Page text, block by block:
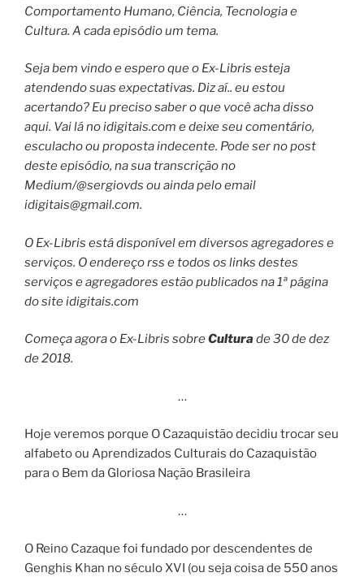
Comportamento Humano, Ciência, Tecnologia e
Cultura. A cada episódio um tema.
Seja bem vindo e espero que o Ex-Libris esteja
atendendo suas expectativas. Diz aí.. eu estou
acertando? Eu preciso saber o que você acha disso
aqui. Vai lá no idigitais.com e deixe seu comentário,
esculacho ou proposta indecente. Pode ser no post
deste episódio, na sua transcrição no
Medium/@sergiovds ou ainda pelo email
idigitais@gmail.com.
O Ex-Libris está disponível em diversos agregadores e
serviços. O endereço rss e todos os links destes
serviços e agregadores estão publicados na 1ª página
do site idigitais.com
Começa agora o Ex-Libris sobreCultura de 30 de dez
de 2018.
…
Hoje veremos porque O Cazaquistão decidiu trocar seu
alfabeto ou Aprendizados Culturais do Cazaquistão
para o Bem da Gloriosa Nação Brasileira
…
O Reino Cazaque foi fundado por descendentes de
Genghis Khan no século XVI (ou seja coisa de 550 anos